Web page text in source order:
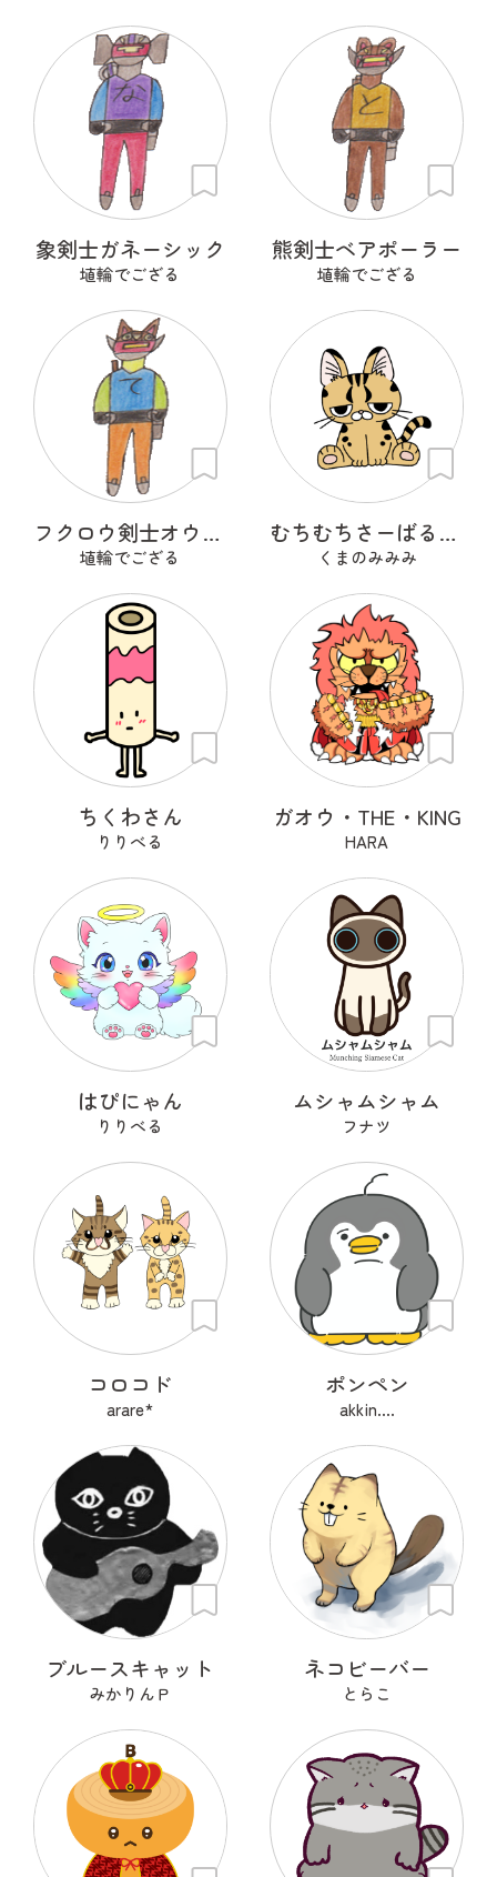
象剣士ガネーシック
埴輪でござる
熊剣士ベアポーラー
埴輪でござる
フクロウ剣士オウルフリート
埴輪でござる
むちむちさーばるきゃっと
くまのみみみ
ちくわさん
りりべる
ガオウ・THE・KING
HARA
はぴにゃん
りりべる
ムシャムシャム
フナツ
コロコド
arare*
ポンペン
akkin....
ブルースキャット
みかりんＰ
ネコビーバー
とらこ